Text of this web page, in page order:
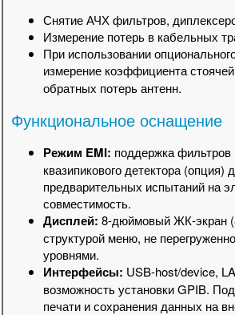
Снятие АЧХ фильтров,
Измерение потерь в кабельных
При использовании
измерение коэффициента
обратных потерь антенн.
Функциональное оснащение
Режим EMI: поддержка
квазипикового детектора (опция)
предварительных испытаний на
совместимость.
Дисплей: 8-дюймовый ЖК-экран
структурой меню, не
уровнями.
Интерфейсы: USB-host/device,
возможность установки GPIB.
печати и сохранения данных на